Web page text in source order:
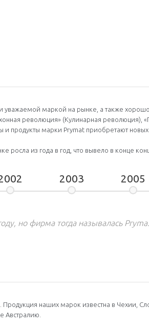
уважаемой маркой на рынке, а также
революция» (Кулинарная революция),
марки Prymat приобретают новых
из года в год, что вывело в конце
2003 2005
но фирма тогда называлась Pryma.
наших марок известна в Чехии,
Австралию.